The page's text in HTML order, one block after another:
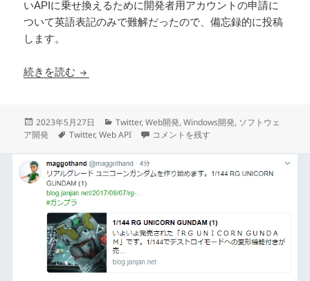
いAPIに乗せ換えるために開発者用アカウントの申請に
ついて英語表記のみで難解だったので、備忘録的に投稿
します。
続きを読む Twitter API Free アカウントとアプリの申請方法
投
稿
2023年5月27日
カ
テ
リ
ー
Twitter,Web開発,Windows開発, ソフトウェ
ア開発
タ
Twitter,Web API Twitter API Free アカウントとアプリの
コメントを残す